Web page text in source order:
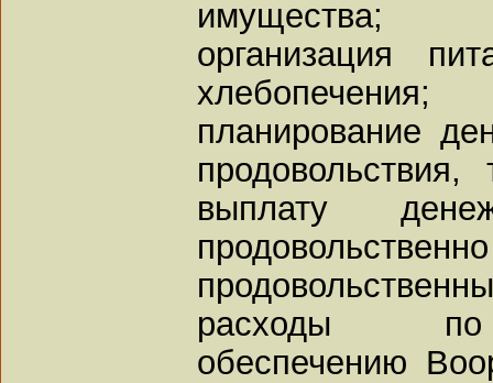
имущества;
организация
хлебопечения;
планирование
выплату
расходы по
обеспечению